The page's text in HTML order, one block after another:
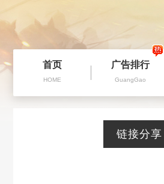
首页
HOME
广告排行
GuangGao